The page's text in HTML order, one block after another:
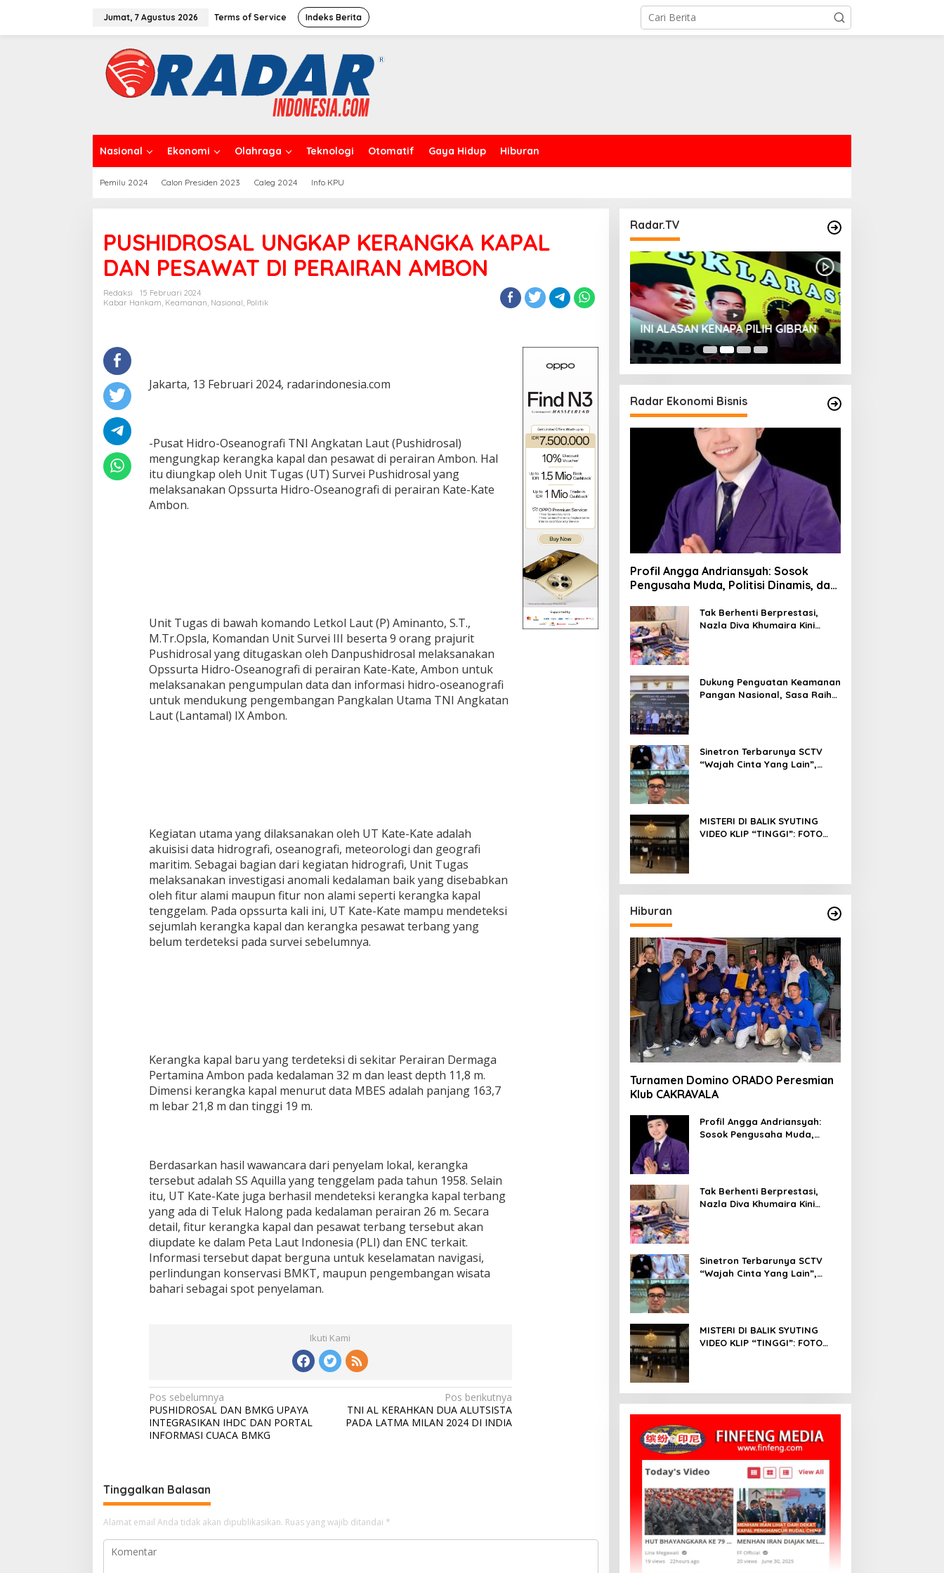
Jumat, 7 Agustus 2026 Terms of Service Indeks Berita
Nasional Ekonomi Olahraga Teknologi Otomatif Gaya Hidup Hiburan
Pemilu 2024 Calon Presiden 2023 Caleg 2024 Info KPU
PUSHIDROSAL UNGKAP KERANGKA KAPAL
DAN PESAWAT DI PERAIRAN AMBON
Redaksi
15 Februari 2024
Kabar Hankam, Keamanan, Nasional, Politik
Jakarta, 13 Februari 2024, radarindonesia.com
-Pusat Hidro-Oseanografi TNI Angkatan Laut (Pushidrosal)
mengungkap kerangka kapal dan pesawat di perairan Ambon. Hal
itu diungkap oleh Unit Tugas (UT) Survei Pushidrosal yang
melaksanakan Opssurta Hidro-Oseanografi di perairan Kate-Kate
Ambon.
Unit Tugas di bawah komando Letkol Laut (P) Aminanto, S.T.,
M.Tr.Opsla, Komandan Unit Survei III beserta 9 orang prajurit
Pushidrosal yang ditugaskan oleh Danpushidrosal melaksanakan
Opssurta Hidro-Oseanografi di perairan Kate-Kate, Ambon untuk
melaksanakan pengumpulan data dan informasi hidro-oseanografi
untuk mendukung pengembangan Pangkalan Utama TNI Angkatan
Laut (Lantamal) IX Ambon.
Kegiatan utama yang dilaksanakan oleh UT Kate-Kate adalah
akuisisi data hidrografi, oseanografi, meteorologi dan geografi
maritim. Sebagai bagian dari kegiatan hidrografi, Unit Tugas
melaksanakan investigasi anomali kedalaman baik yang disebabkan
oleh fitur alami maupun fitur non alami seperti kerangka kapal
tenggelam. Pada opssurta kali ini, UT Kate-Kate mampu mendeteksi
sejumlah kerangka kapal dan kerangka pesawat terbang yang
belum terdeteksi pada survei sebelumnya.
Kerangka kapal baru yang terdeteksi di sekitar Perairan Dermaga
Pertamina Ambon pada kedalaman 32 m dan least depth 11,8 m.
Dimensi kerangka kapal menurut data MBES adalah panjang 163,7
m lebar 21,8 m dan tinggi 19 m.
Berdasarkan hasil wawancara dari penyelam lokal, kerangka
tersebut adalah SS Aquilla yang tenggelam pada tahun 1958. Selain
itu, UT Kate-Kate juga berhasil mendeteksi kerangka kapal terbang
yang ada di Teluk Halong pada kedalaman perairan 26 m. Secara
detail, fitur kerangka kapal dan pesawat terbang tersebut akan
diupdate ke dalam Peta Laut Indonesia (PLI) dan ENC terkait.
Informasi tersebut dapat berguna untuk keselamatan navigasi,
perlindungan konservasi BMKT, maupun pengembangan wisata
bahari sebagai spot penyelaman.
Ikuti Kami
N
a
v
a
s
i
p
Pos sebelumnya
PUSHIDROSAL DAN BMKG UPAYA
INTEGRASIKAN IHDC DAN PORTAL
INFORMASI CUACA BMKG
Pos berikutnya
TNI AL KERAHKAN DUA ALUTSISTA
PADA LATMA MILAN 2024 DI INDIA
Tinggalkan Balasan
Alamat email Anda tidak akan dipublikasikan. Ruas yang wajib ditandai *
Radar.TV
INI ALASAN KENAPA PILIH GIBRAN
Radar Ekonomi Bisnis
Profil Angga Andriansyah: Sosok
Pengusaha Muda, Politisi Dinamis, dan
MenginspirasiTak Berhenti Berprestasi,
Nazla Diva Khumaira Kini
Dukung Penguatan Keamanan
Pangan Nasional, Sasa Raih
Sinetron Terbarunya SCTV
“Wajah Cinta Yang Lain”,
MISTERI DI BALIK SYUTING
VIDEO KLIP “TINGGI”: FOTO
KESADARAN
Hiburan
Turnamen Domino ORADO Peresmian
Klub CAKRAVALA
Profil Angga Andriansyah:
Sosok Pengusaha Muda,
Tak Berhenti Berprestasi,
Nazla Diva Khumaira Kini
Sinetron Terbarunya SCTV
“Wajah Cinta Yang Lain”,
MISTERI DI BALIK SYUTING
VIDEO KLIP “TINGGI”: FOTO
KESADARAN